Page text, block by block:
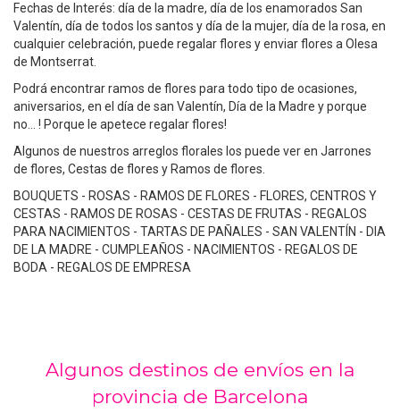
Fechas de Interés: día de la madre, día de los enamorados San
Valentín, día de todos los santos y día de la mujer, día de la rosa, en
cualquier celebración, puede regalar flores y enviar flores a Olesa
de Montserrat.
Podrá encontrar ramos de flores para todo tipo de ocasiones,
aniversarios, en el día de san Valentín, Día de la Madre y porque
no... ! Porque le apetece regalar flores!
Algunos de nuestros arreglos florales los puede ver en Jarrones
de flores, Cestas de flores y Ramos de flores.
BOUQUETS - ROSAS - RAMOS DE FLORES - FLORES, CENTROS Y
CESTAS - RAMOS DE ROSAS - CESTAS DE FRUTAS - REGALOS
PARA NACIMIENTOS - TARTAS DE PAÑALES - SAN VALENTÍN - DIA
DE LA MADRE - CUMPLEAÑOS - NACIMIENTOS - REGALOS DE
BODA - REGALOS DE EMPRESA
Algunos destinos de envíos en la
provincia de Barcelona